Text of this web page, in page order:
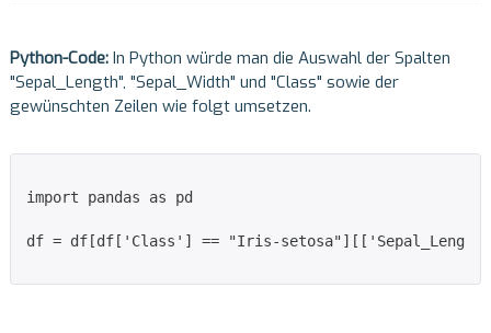
Python-Code: In Python würde man die Auswahl der Spalten
"Sepal_Length", "Sepal_Width" und "Class" sowie der
gewünschten Zeilen wie folgt umsetzen.
import pandas as pd
df = df[df['Class'] == "Iris-